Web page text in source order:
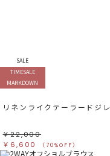
SALE
TIMESALE
MARKDOWN
リネンライクテーラードジレ
￥22,000
￥6,600
（70%OFF）